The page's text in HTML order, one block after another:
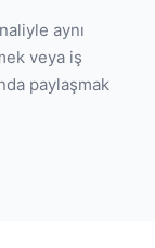
aynı
veya iş
paylaşmak